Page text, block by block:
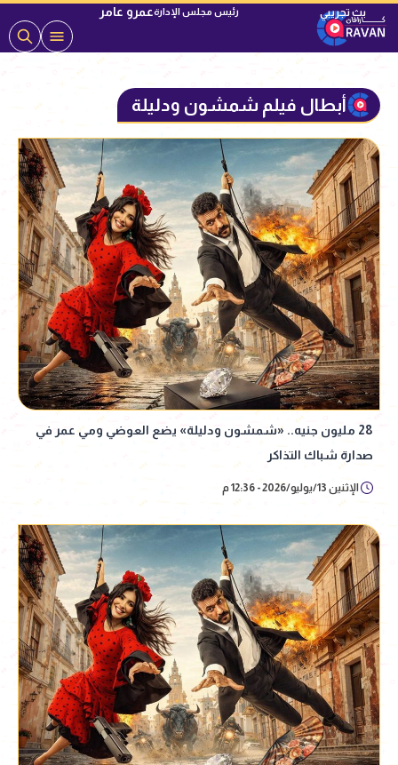
رئيس مجلس الإدارةعمرو عامر
أبطال فيلم شمشون ودليلة
28 مليون جنيه.. «شمشون ودليلة» يضع العوضي ومي عمر في
صدارة شباك التذاكر
الإثنين 13/يوليو/2026 - 12:36 م